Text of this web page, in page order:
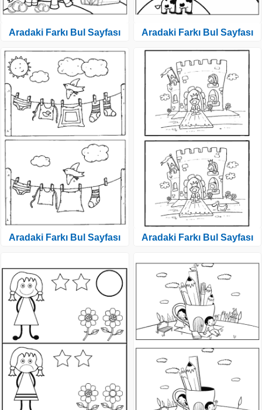
Aradaki Farkı Bul Sayfası
Aradaki Farkı Bul Sayfası
Aradaki Farkı Bul Sayfası
Aradaki Farkı Bul Sayfası